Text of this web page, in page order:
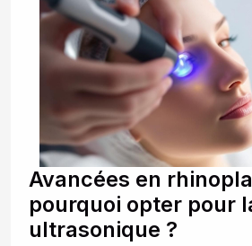
Avancées en
pourquoi opter pour
ultrasonique ?